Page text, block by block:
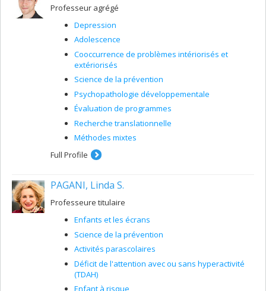
Professeur agrégé
Depression
Adolescence
Cooccurrence de problèmes intériorisés et
extériorisés
Science de la prévention
Psychopathologie développementale
Évaluation de programmes
Recherche translationnelle
Méthodes mixtes
Full Profile
PAGANI, Linda S.
Professeure titulaire
Enfants et les écrans
Science de la prévention
Activités parascolaires
Déficit de l'attention avec ou sans hyperactivité
(TDAH)
Enfant à risque